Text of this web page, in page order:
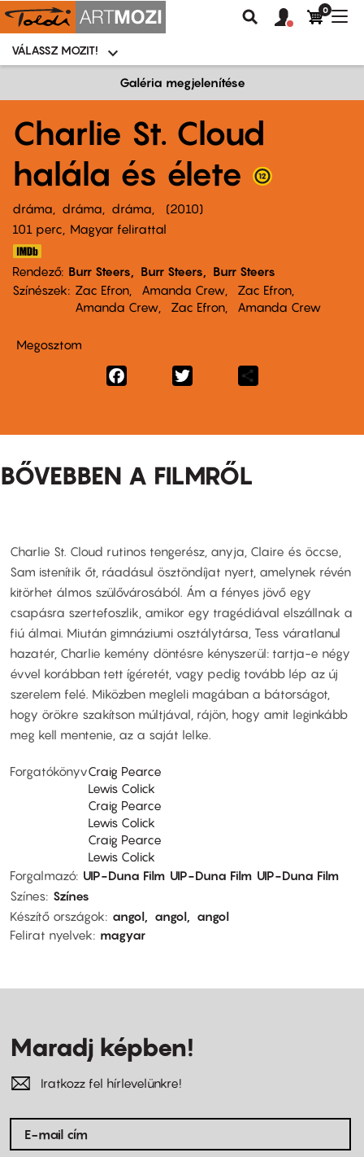
Moziválasztó
menü
VÁLASSZ MOZIT!
Keresés
Felhasználói
fiók
0
Galéria megjelenítése
Charlie St. Cloud
halála és élete
dráma dráma dráma
2010
101 perc,
Magyar felirattal
Rendező Burr Steers Burr Steers
Burr Steers
Színészek
Zac Efron Amanda Crew
Zac Efron
Amanda Crew
Zac Efron Amanda Crew
Megosztom
Facebook
BŐVEBBEN A FILMRŐL
Charlie St. Cloud rutinos tengerész, anyja, Claire és öccse,
Sam istenítik őt, ráadásul ösztöndíjat nyert, amelynek révén
kitörhet álmos szülővárosából. Ám a fényes jövő egy
csapásra szertefoszlik, amikor egy tragédiával elszállnak a
fiú álmai. Miután gimnáziumi osztálytársa, Tess váratlanul
hazatér, Charlie kemény döntésre kényszerül: tartja-e négy
évvel korábban tett ígéretét, vagy pedig tovább lép az új
szerelem felé. Miközben megleli magában a bátorságot,
hogy örökre szakítson múltjával, rájön, hogy amit leginkább
meg kell mentenie, az a saját lelke.
ForgatókönyvCraig Pearce
Lewis Colick
Craig Pearce
Lewis Colick
Craig Pearce
Lewis Colick
Forgalmazó UIP-Duna Film UIP-Duna Film UIP-Duna Film
Színes Színes
Készítő országok
angol angol
angol
Felirat nyelvek
magyar
Maradj képben!
Iratkozz fel hírlevelünkre!